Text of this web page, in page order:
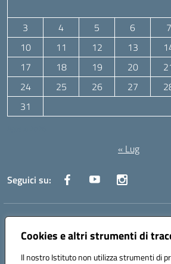
Cookies e altri strumenti di
Il nostro Istituto non utilizza strumenti di
3
4 5 6 7
10
11 12 13
17
18 19 20
24
25 26 27
31
« Lug
Seguici su:
Indirizzo:Via Canale 1, Ancona
Centralino:071 204723 Email: